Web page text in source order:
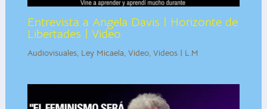
Entrevista a Angela Davis | Horizonte de
Libertades | Video
Audiovisuales, Ley Micaela, Video, Videos | L.M